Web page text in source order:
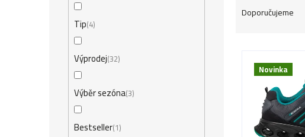
Tip 4
Výprodej 32
Výběr sezóna3
Bestseller 1
Doporučujeme
Novinka